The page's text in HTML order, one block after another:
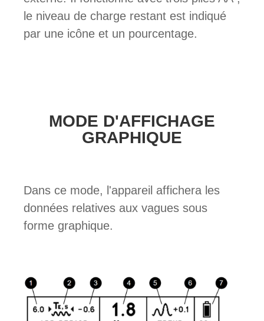
le niveau de charge restant est indiqué
par une icône et un pourcentage.
MODE D'AFFICHAGE
GRAPHIQUE
Dans ce mode, l'appareil affichera les
données relatives aux vagues sous
forme graphique.